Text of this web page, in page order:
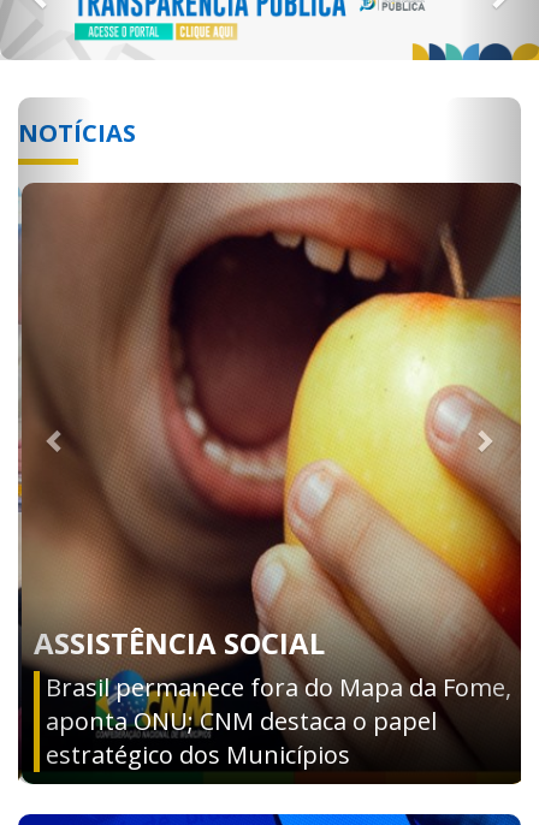
NOTÍCIAS
ASSISTÊNCIA SOCIAL
Brasil permanece fora do Mapa da Fome,
aponta ONU; CNM destaca o papel
estratégico dos Municípios
Previous Next